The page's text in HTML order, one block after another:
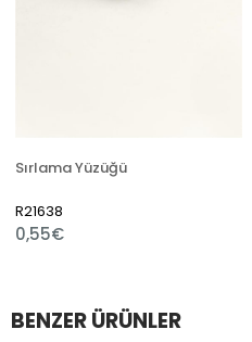
Sırlama Yüzüğü
R21638
0,55€
BENZER ÜRÜNLER